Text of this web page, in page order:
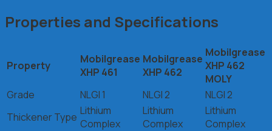
Properties and Specifications
Property
Mobilgrease
XHP 461
Mobilgrease
XHP 462
Mobilgrease
XHP 462
MOLY
Grade
NLGI 1 NLGI 2
NLGI 2
Thickener Type Lithium
Complex
Lithium
Complex
Lithium
Complex